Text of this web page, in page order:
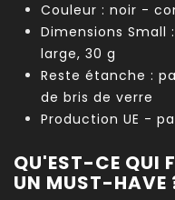
Couleur : noir -
Dimensions
large, 30 g
Reste étanche :
de bris de verre
Production UE -
QU'EST-CE QUI
UN MUST-HAVE